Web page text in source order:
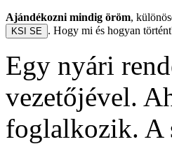
Ajándékozni mindig öröm,
KSI SE . Hogy mi és hogyan
Egy nyári
vezetőjével.
foglalkozik. A